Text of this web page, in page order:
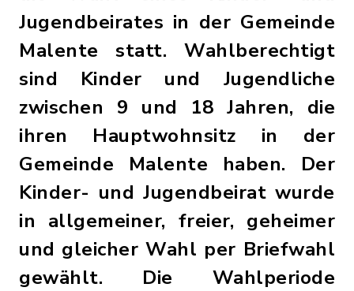
Jugendbeirates in der Gemeinde
Malente statt. Wahlberechtigt
sind Kinder und Jugendliche
zwischen 9 und 18 Jahren, die
ihren Hauptwohnsitz in der
Gemeinde Malente haben. Der
Kinder- und Jugendbeirat wurde
in allgemeiner, freier, geheimer
und gleicher Wahl per Briefwahl
gewählt. Die Wahlperiode